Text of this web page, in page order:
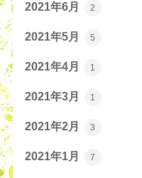
2021年6月 2
2021年5月 5
2021年4月 1
2021年3月 1
2021年2月 3
2021年1月 7